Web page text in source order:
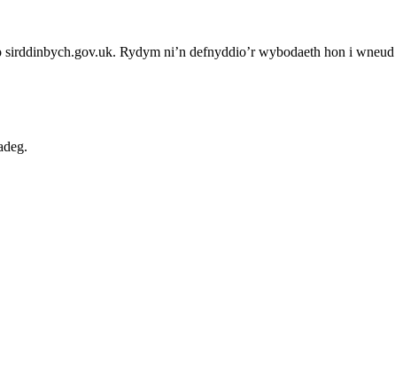
Rydym ni’n defnyddio’r wybodaeth hon i